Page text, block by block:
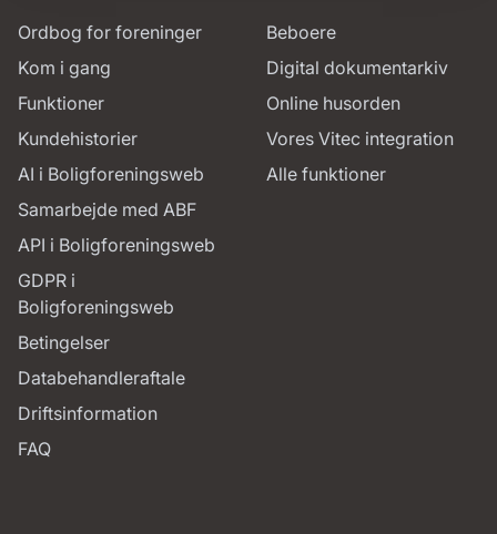
Ordbog for foreninger
Kom i gang
Funktioner
Kundehistorier
AI i Boligforeningsweb
Samarbejde med ABF
API i Boligforeningsweb
GDPR i
Boligforeningsweb
Betingelser
Databehandleraftale
Driftsinformation
FAQ
Beboere
Digital dokumentarkiv
Online husorden
Vores Vitec integration
Alle funktioner